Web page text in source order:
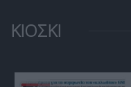
ΚΙΟΣΚΙ